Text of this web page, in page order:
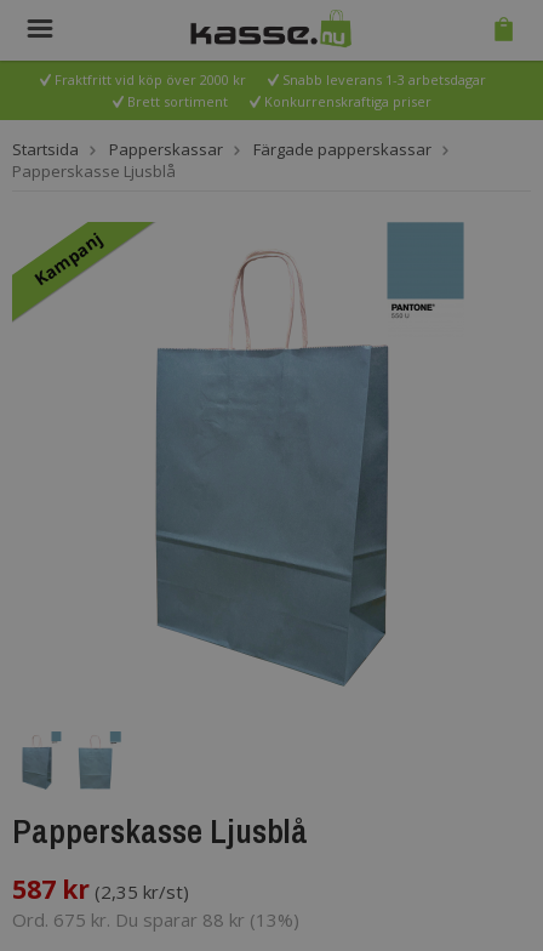
Fraktfritt vid köp över 2000 kr
Snabb leverans 1-3 arbetsdagar
Brett sortiment
Konkurrenskraftiga priser
Startsida Papperskassar
Färgade papperskassar
Papperskasse Ljusblå
Kampanj
Papperskasse Ljusblå
587 kr (2,35 kr/st)
Ord. 675 kr. Du sparar 88 kr (13%)